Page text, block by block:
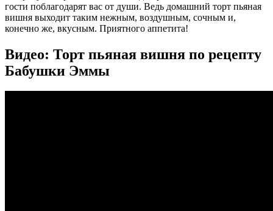
гости поблагодарят вас от души. Ведь домашний торт пьяная
вишня выходит таким нежным, воздушным, сочным и,
конечно же, вкусным. Приятного аппетита!
Видео: Торт пьяная вишня по рецепту
Бабушки Эммы